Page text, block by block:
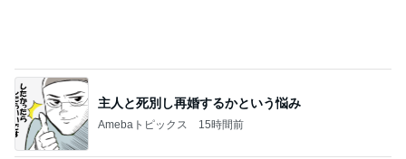
主人と死別し再婚するかという悩み
Amebaトピックス 15時間前